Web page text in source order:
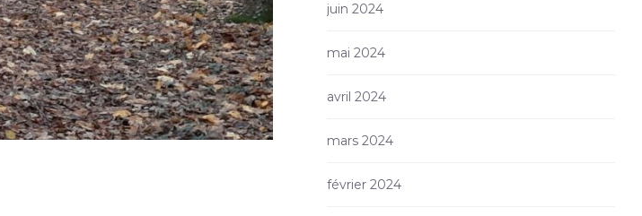
juin 2024
mai 2024
avril 2024
mars 2024
février 2024